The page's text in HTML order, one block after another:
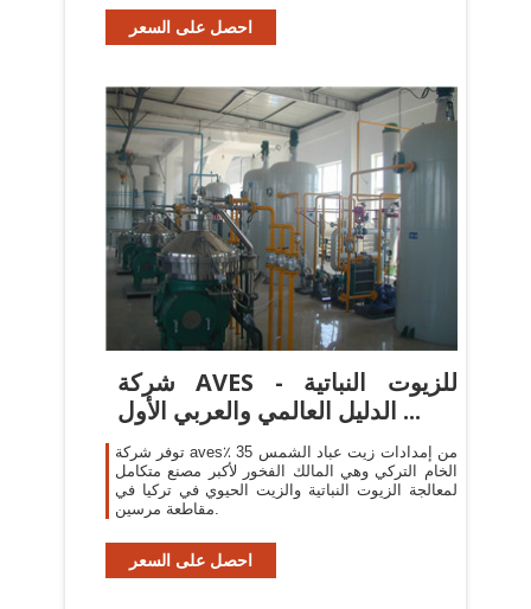
احصل على السعر
شركة AVES للزيوت النباتية -
الدليل العالمي والعربي الأول ...
توفر شركة aves٪ 35 من إمدادات زيت عباد الشمس
الخام التركي وهي المالك الفخور لأكبر مصنع متكامل
لمعالجة الزيوت النباتية والزيت الحيوي في تركيا في
مقاطعة مرسين.
احصل على السعر